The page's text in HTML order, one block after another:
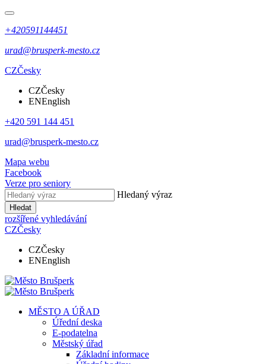
+420591144451
urad@brusperk-mesto.cz
CZČesky
CZČesky
ENEnglish
+420 591 144 451
urad@brusperk-mesto.cz
Mapa webu
Facebook
Verze pro seniory
Hledaný výraz
Hledat
rozšířené vyhledávání
CZČesky
CZČesky
ENEnglish
MĚSTO A ÚŘAD
Úřední deska
E-podatelna
Městský úřad
Základní informace